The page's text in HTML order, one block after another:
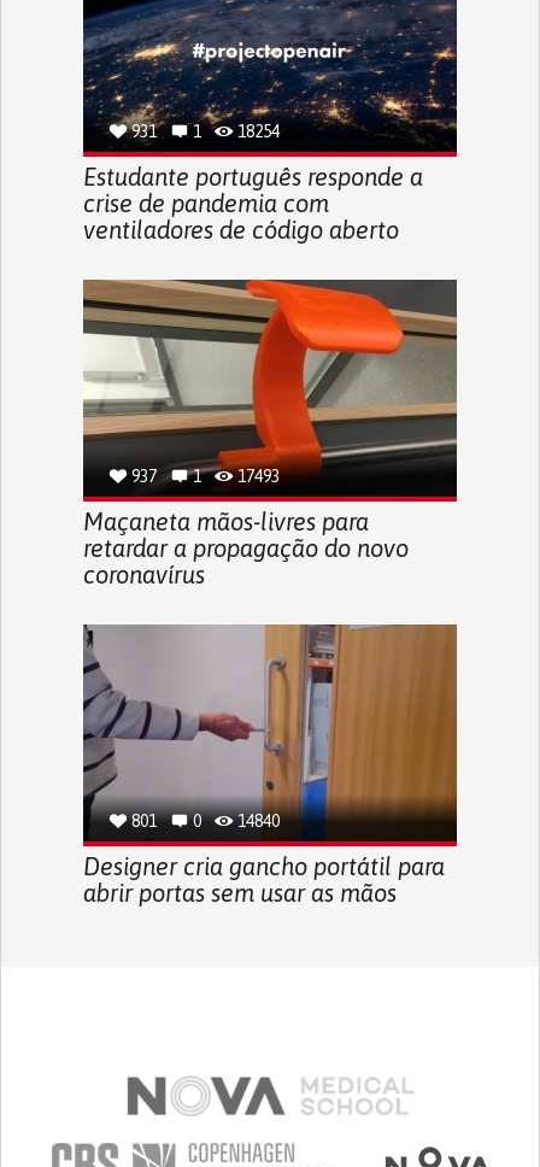
931 1 18254
Estudante português responde a
crise de pandemia com
ventiladores de código aberto
937 1 17493
Maçaneta mãos-livres para
retardar a propagação do novo
coronavírus
801 0 14840
Designer cria gancho portátil para
abrir portas sem usar as mãos